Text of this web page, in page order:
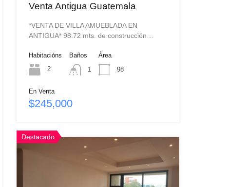
Venta Antigua Guatemala
*VENTA DE VILLA AMUEBLADA EN
ANTIGUA* 98.72 mts. de construcción…
Habitacións
2
Baños
1
Área
98
En Venta
$245,000
Destacado